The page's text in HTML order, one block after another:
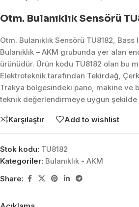
Otm. Bulanıklık Sensörü
Otm. Bulanıklık Sensörü TU8182, Bass
Bulanıklık – AKM grubunda yer alan
ürünüdür. Ürün kodu TU8182 olan bu
Elektroteknik tarafından Tekirdağ,
Trakya bölgesindeki pano, makine ve
teknik değerlendirmeye uygun şekilde
Karşılaştır Add to wishlist
Stok kodu: TU8182
Kategoriler: Bulanıklık - AKM
Share: